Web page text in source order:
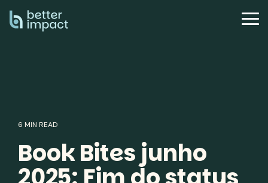
the
6 MIN READ
Book Bites junho